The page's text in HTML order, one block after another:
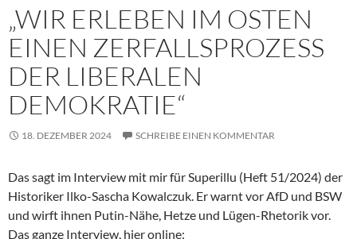
„WIR ERLEBEN IM OSTEN
EINEN ZERFALLSPROZESS
DER LIBERALEN
DEMOKRATIE“
18. DEZEMBER 2024 SCHREIBE EINEN KOMMENTAR
Das sagt im Interview mit mir für Superillu (Heft 51/2024) der
Historiker Ilko-Sascha Kowalczuk. Er warnt vor AfD und BSW
und wirft ihnen Putin-Nähe, Hetze und Lügen-Rhetorik vor.
Das ganze Interview, hier online: